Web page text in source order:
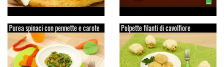
Purea spinaci con pennette e carote Polpette filanti di cavolfiore